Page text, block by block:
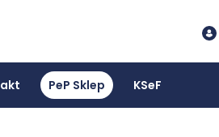
PeP Sklep KSeF